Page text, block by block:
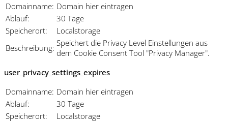
Domainname: Domain hier eintragen
Ablauf:
30 Tage
Speicherort:
Localstorage
Beschreibung: Speichert die Privacy Level Einstellungen aus
dem Cookie Consent Tool "Privacy Manager".
user_privacy_settings_expires
Domainname: Domain hier eintragen
Ablauf:
30 Tage
Speicherort:
Localstorage